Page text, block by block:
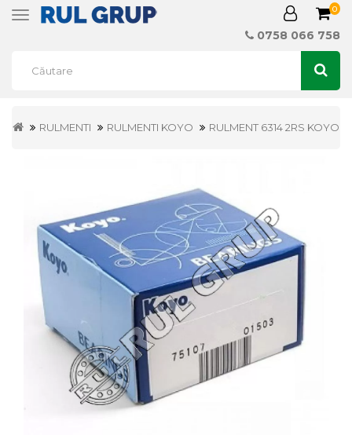
Toggle
0
0758 066 758
RULMENTI RULMENTI KOYO RULMENT 6314 2RS KOYO